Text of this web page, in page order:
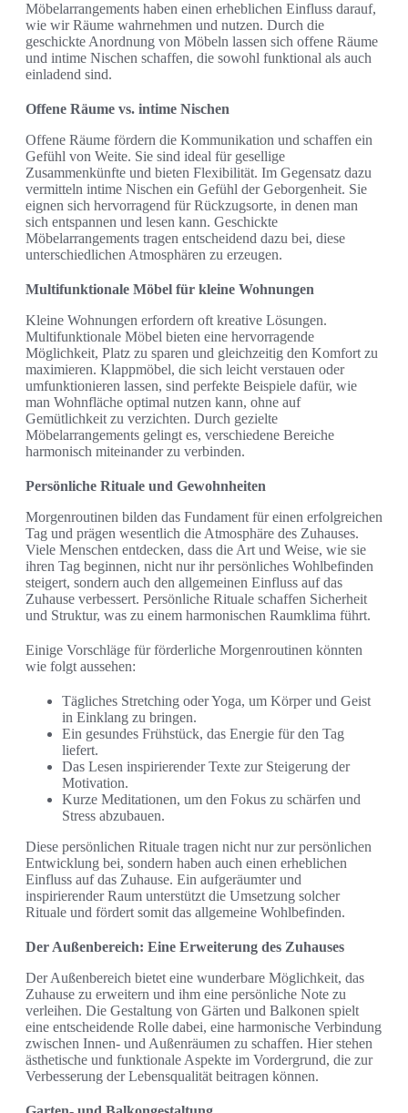
Möbelarrangements haben einen erheblichen Einfluss darauf,
wie wir Räume wahrnehmen und nutzen. Durch die
geschickte Anordnung von Möbeln lassen sich offene Räume
und intime Nischen schaffen, die sowohl funktional als auch
einladend sind.
Offene Räume vs. intime Nischen
Offene Räume fördern die Kommunikation und schaffen ein
Gefühl von Weite. Sie sind ideal für gesellige
Zusammenkünfte und bieten Flexibilität. Im Gegensatz dazu
vermitteln intime Nischen ein Gefühl der Geborgenheit. Sie
eignen sich hervorragend für Rückzugsorte, in denen man
sich entspannen und lesen kann. Geschickte
Möbelarrangements tragen entscheidend dazu bei, diese
unterschiedlichen Atmosphären zu erzeugen.
Multifunktionale Möbel für kleine Wohnungen
Kleine Wohnungen erfordern oft kreative Lösungen.
Multifunktionale Möbel bieten eine hervorragende
Möglichkeit, Platz zu sparen und gleichzeitig den Komfort zu
maximieren. Klappmöbel, die sich leicht verstauen oder
umfunktionieren lassen, sind perfekte Beispiele dafür, wie
man Wohnfläche optimal nutzen kann, ohne auf
Gemütlichkeit zu verzichten. Durch gezielte
Möbelarrangements gelingt es, verschiedene Bereiche
harmonisch miteinander zu verbinden.
Persönliche Rituale und Gewohnheiten
Morgenroutinen bilden das Fundament für einen erfolgreichen
Tag und prägen wesentlich die Atmosphäre des Zuhauses.
Viele Menschen entdecken, dass die Art und Weise, wie sie
ihren Tag beginnen, nicht nur ihr persönliches Wohlbefinden
steigert, sondern auch den allgemeinen Einfluss auf das
Zuhause verbessert. Persönliche Rituale schaffen Sicherheit
und Struktur, was zu einem harmonischen Raumklima führt.
Einige Vorschläge für förderliche Morgenroutinen könnten
wie folgt aussehen:
Tägliches Stretching oder Yoga, um Körper und Geist
in Einklang zu bringen.
Ein gesundes Frühstück, das Energie für den Tag
liefert.
Das Lesen inspirierender Texte zur Steigerung der
Motivation.
Kurze Meditationen, um den Fokus zu schärfen und
Stress abzubauen.
Diese persönlichen Rituale tragen nicht nur zur persönlichen
Entwicklung bei, sondern haben auch einen erheblichen
Einfluss auf das Zuhause. Ein aufgeräumter und
inspirierender Raum unterstützt die Umsetzung solcher
Rituale und fördert somit das allgemeine Wohlbefinden.
Der Außenbereich: Eine Erweiterung des Zuhauses
Der Außenbereich bietet eine wunderbare Möglichkeit, das
Zuhause zu erweitern und ihm eine persönliche Note zu
verleihen. Die Gestaltung von Gärten und Balkonen spielt
eine entscheidende Rolle dabei, eine harmonische Verbindung
zwischen Innen- und Außenräumen zu schaffen. Hier stehen
ästhetische und funktionale Aspekte im Vordergrund, die zur
Verbesserung der Lebensqualität beitragen können.